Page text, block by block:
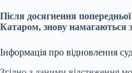
Після досягнення
Катаром, знову намагаються
Інформація про відновлення